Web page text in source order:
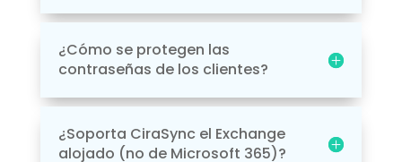
¿Cómo se protegen las
contraseñas de los clientes?
¿Soporta CiraSync el Exchange
alojado (no de Microsoft 365)?